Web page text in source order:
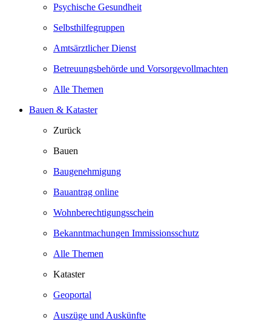
Psychische Gesundheit
Selbsthilfegruppen
Amtsärztlicher Dienst
Betreuungsbehörde und Vorsorgevollmachten
Alle Themen
Bauen & Kataster
Zurück
Bauen
Baugenehmigung
Bauantrag online
Wohnberechtigungsschein
Bekanntmachungen Immissionsschutz
Alle Themen
Kataster
Geoportal
Auszüge und Auskünfte